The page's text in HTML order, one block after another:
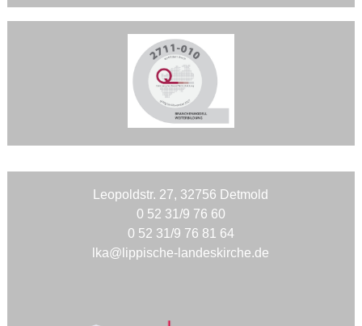
Leopoldstr. 27, 32756 Detmold
0 52 31/9 76 60
0 52 31/9 76 81 64
lka@lippische-landeskirche.de